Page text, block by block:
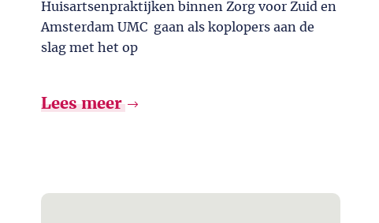
Huisartsenpraktijken binnen Zorg voor Zuid en
Amsterdam UMC gaan als koplopers aan de
slag met het op
Lees meer